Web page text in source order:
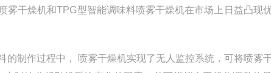
干燥机和TPG型智能调味料喷雾干燥机在市场上日益凸现
制作过程中， 喷雾干燥机实现了无人监控系统，可将喷雾